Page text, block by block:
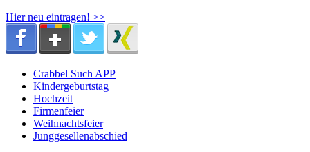
Hier neu eintragen! >>
Crabbel Such APP
Kindergeburtstag
Hochzeit
Firmenfeier
Weihnachtsfeier
Junggesellenabschied